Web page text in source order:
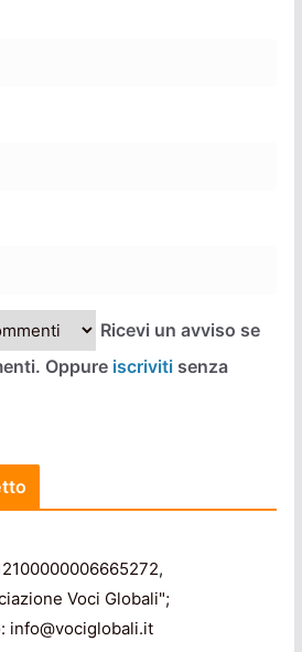
Ricevi un avviso se
Oppure iscrivitisenza
Voci Globali";
info@vociglobali.it